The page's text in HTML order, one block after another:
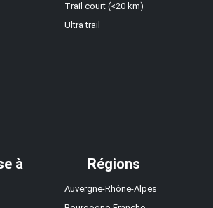
Trail court (<20 km)
Ultra trail
à
Régions
Auvergne-Rhône-Alpes